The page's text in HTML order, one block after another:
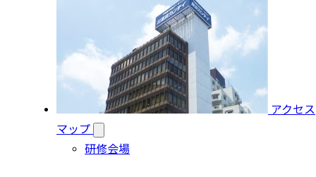
アクセス
マップ
研修会場